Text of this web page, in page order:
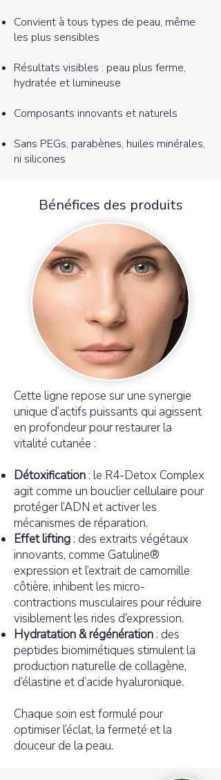
Convient à tous types de peau, même
les plus sensibles
Résultats visibles : peau plus ferme,
hydratée et lumineuse
Composants innovants et naturels
Sans PEGs, parabènes, huiles minérales,
ni silicones
Bénéfices des produits
Cette ligne repose sur une synergie
unique d’actifs puissants qui agissent
en profondeur pour restaurer la
vitalité cutanée :
Détoxification: le R4-Detox Complex
agit comme un bouclier cellulaire pour
protéger l’ADN et activer les
mécanismes de réparation.
Effet lifting: des extraits végétaux
innovants, comme Gatuline®
expression et l’extrait de camomille
côtière, inhibent les micro-
contractions musculaires pour réduire
visiblement les rides d’expression.
Hydratation & régénération: des
peptides biomimétiques stimulent la
production naturelle de collagène,
d’élastine et d’acide hyaluronique.
Chaque soin est formulé pour
optimiser l’éclat, la fermeté et la
douceur de la peau.